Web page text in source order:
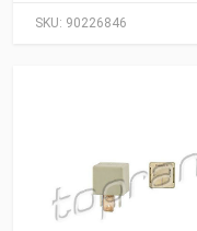
SKU: 90226846